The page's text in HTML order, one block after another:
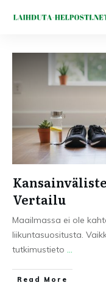
Vertailu
Maailmassa ei ole
liikuntasuositusta.
tutkimustieto ...
Read More